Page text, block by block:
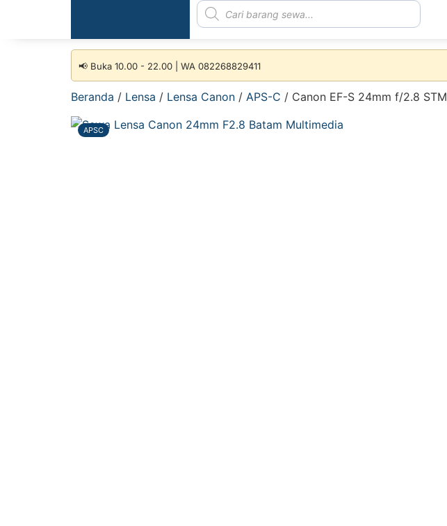
📢 Buka 10.00 - 22.00 | WA 082268829411
Beranda / Lensa / Lensa Canon / APS-C / Canon EF-S 24mm f/2.8 STM
APSC